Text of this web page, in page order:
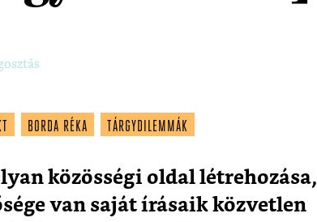
BORDA RÉKA TÁRGYDILEMMÁK
közösségi oldal létrehozása,
van saját írásaik közvetlen